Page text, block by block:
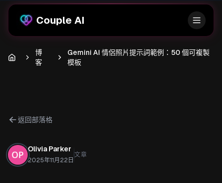
Couple AI
博
客
Gemini AI 情侶照片提示詞範例：50 個可複製
模板
返回部落格
Olivia Parker
2025年11月22日
文章